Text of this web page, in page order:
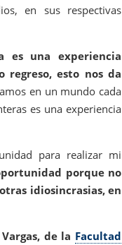
en sus respectivas
es una experiencia
regreso, esto nos da
en un mundo cada
es una experiencia
para realizar mi
porque no
idiosincrasias, en
de la Facultad